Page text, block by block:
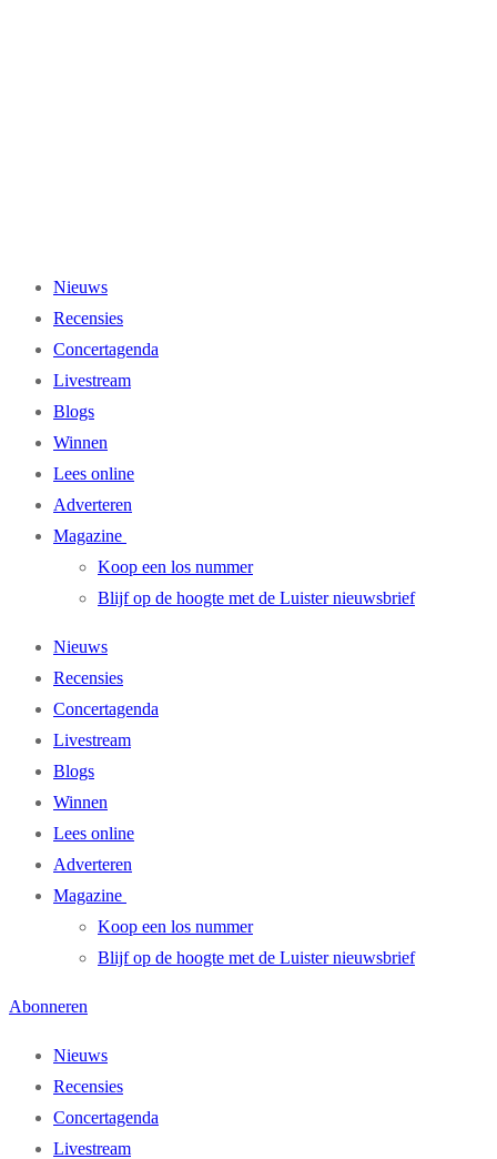
Nieuws
Recensies
Concertagenda
Livestream
Blogs
Winnen
Lees online
Adverteren
Magazine
Koop een los nummer
Blijf op de hoogte met de Luister nieuwsbrief
Nieuws
Recensies
Concertagenda
Livestream
Blogs
Winnen
Lees online
Adverteren
Magazine
Koop een los nummer
Blijf op de hoogte met de Luister nieuwsbrief
Abonneren
Nieuws
Recensies
Concertagenda
Livestream